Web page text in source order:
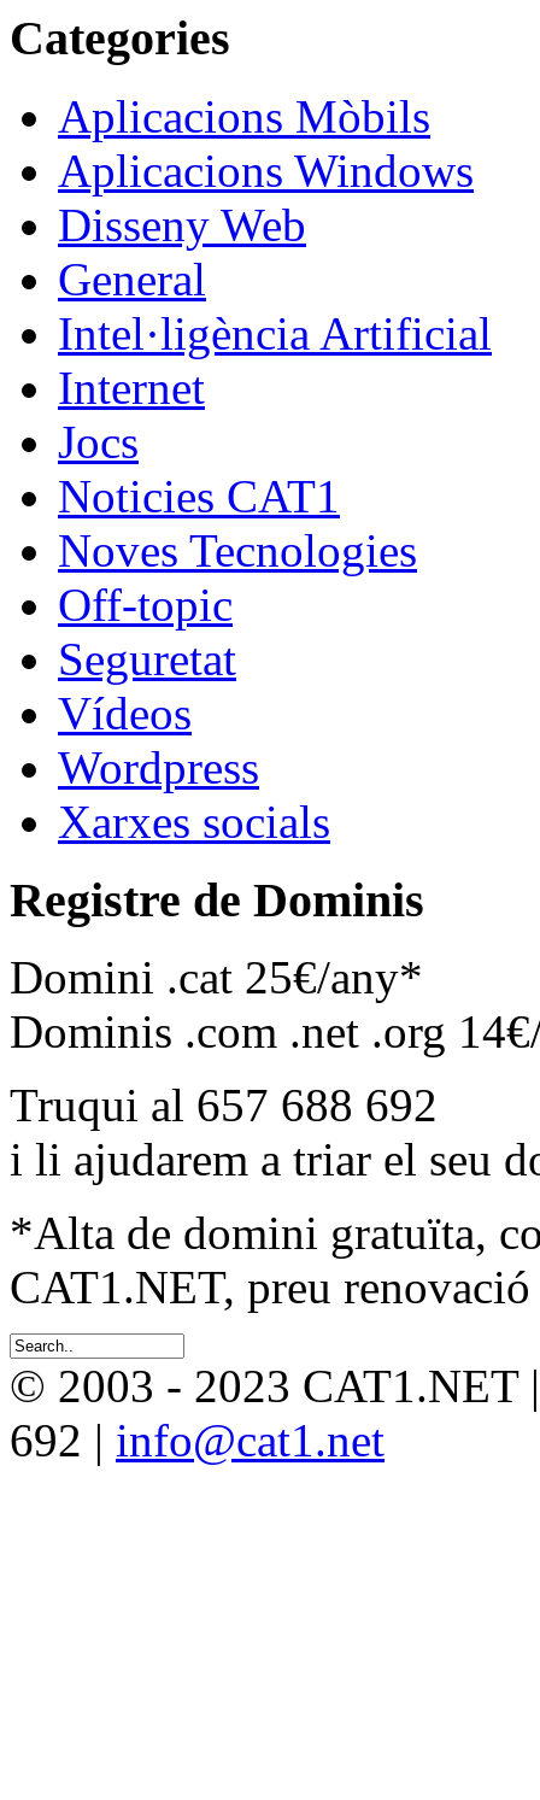
Categories
Aplicacions Mòbils
Aplicacions Windows
Disseny Web
General
Intel·ligència Artificial
Internet
Jocs
Noticies CAT1
Noves Tecnologies
Off-topic
Seguretat
Vídeos
Wordpress
Xarxes socials
Registre de Dominis
Domini .cat 25€/any*
Dominis .com .net .org
Truqui al 657 688 692
i li ajudarem a triar el seu
*Alta de domini gratuïta,
CAT1.NET, preu
© 2003 - 2023 CAT1.NET
692 | info@cat1.net